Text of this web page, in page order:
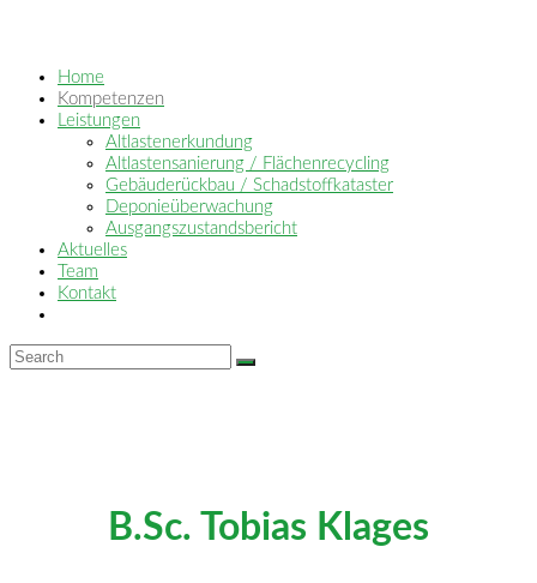
Home
Kompetenzen
Leistungen
Altlastenerkundung
Altlastensanierung / Flächenrecycling
Gebäuderückbau / Schadstoffkataster
Deponieüberwachung
Ausgangszustandsbericht
Aktuelles
Team
Kontakt
B.Sc. Tobias Klages